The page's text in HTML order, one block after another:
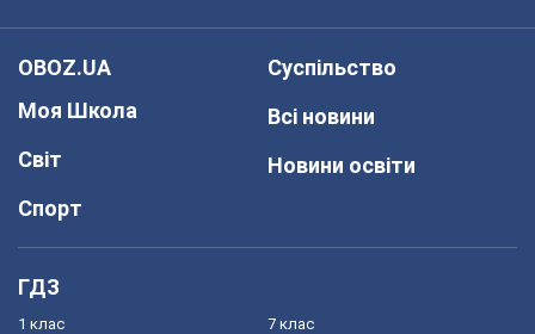
OBOZ.UA
Моя Школа
Світ
Спорт
Суспільство
Всі новини
Новини освіти
ГДЗ
1 клас 7 клас